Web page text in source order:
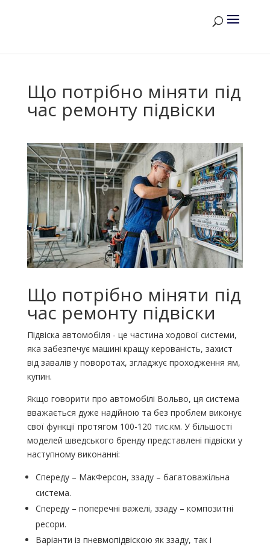
Що потрібно міняти під
час ремонту підвіски
Що потрібно міняти під
час ремонту підвіски
Підвіска автомобіля - це частина ходової системи,
яка забезпечує машині кращу керованість, захист
від завалів у поворотах, згладжує проходження ям,
купин.
Якщо говорити про автомобілі Вольво, ця система
вважається дуже надійною та без проблем виконує
свої функції протягом 100-120 тис.км. У більшості
моделей шведського бренду представлені підвіски у
наступному виконанні:
Спереду – МакФерсон, ззаду – багатоважільна
система.
Спереду – поперечні важелі, ззаду – композитні
ресори.
Варіанти із пневмопідвіскою як ззаду, так і